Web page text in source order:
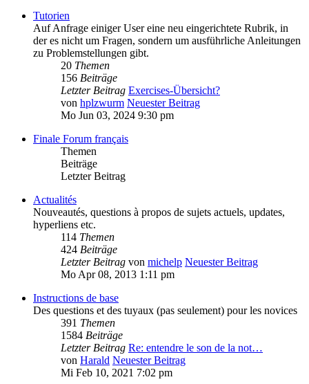
Tutorien
Auf Anfrage einiger User eine neu eingerichtete Rubrik, in
der es nicht um Fragen, sondern um ausführliche Anleitungen
zu Problemstellungen gibt.
20 Themen
156 Beiträge
Letzter Beitrag Exercises-Übersicht?
von hplzwurm Neuester Beitrag
Mo Jun 03, 2024 9:30 pm
Finale Forum français
Themen
Beiträge
Letzter Beitrag
Actualités
Nouveautés, questions à propos de sujets actuels, updates,
hyperliens etc.
114 Themen
424 Beiträge
Letzter Beitrag von michelp Neuester Beitrag
Mo Apr 08, 2013 1:11 pm
Instructions de base
Des questions et des tuyaux (pas seulement) pour les novices
391 Themen
1584 Beiträge
Letzter Beitrag Re: entendre le son de la not…
von Harald Neuester Beitrag
Mi Feb 10, 2021 7:02 pm